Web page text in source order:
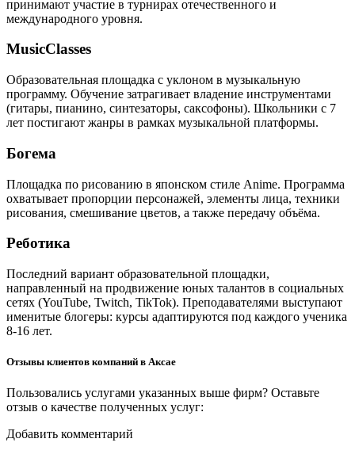
принимают участие в турнирах отечественного и
международного уровня.
MusicClasses
Образовательная площадка с уклоном в музыкальную
программу. Обучение затрагивает владение инструментами
(гитары, пианино, синтезаторы, саксофоны). Школьники с 7
лет постигают жанры в рамках музыкальной платформы.
Богема
Площадка по рисованию в японском стиле Anime. Программа
охватывает пропорции персонажей, элементы лица, техники
рисования, смешивание цветов, а также передачу объёма.
Реботика
Последний вариант образовательной площадки,
направленный на продвижение юных талантов в социальных
сетях (YouTube, Twitch, TikTok). Преподавателями выступают
именитые блогеры: курсы адаптируются под каждого ученика
8-16 лет.
Отзывы клиентов компаний в Аксае
Пользовались услугами указанных выше фирм? Оставьте
отзыв о качестве полученных услуг:
Добавить комментарий